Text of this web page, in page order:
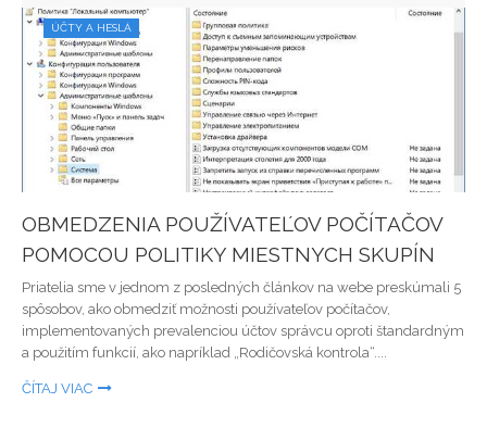
ÚČTY A HESLÁ
OBMEDZENIA POUŽÍVATEĽOV POČÍTAČOV
POMOCOU POLITIKY MIESTNYCH SKUPÍN
Priatelia sme v jednom z posledných článkov na webe preskúmali 5
spôsobov, ako obmedziť možnosti používateľov počítačov,
implementovaných prevalenciou účtov správcu oproti štandardným
a použitím funkcií, ako napríklad „Rodičovská kontrola“....
ČÍTAJ VIAC